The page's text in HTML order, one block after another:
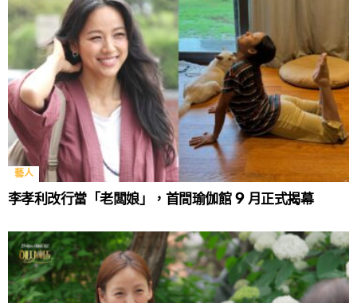
藝人
李孝利改行當「老闆娘」，首間瑜伽館 9 月正式揭幕